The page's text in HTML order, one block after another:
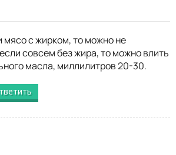
с жирком, то можно не
совсем без жира, то можно влить
масла, миллилитров 20-30.